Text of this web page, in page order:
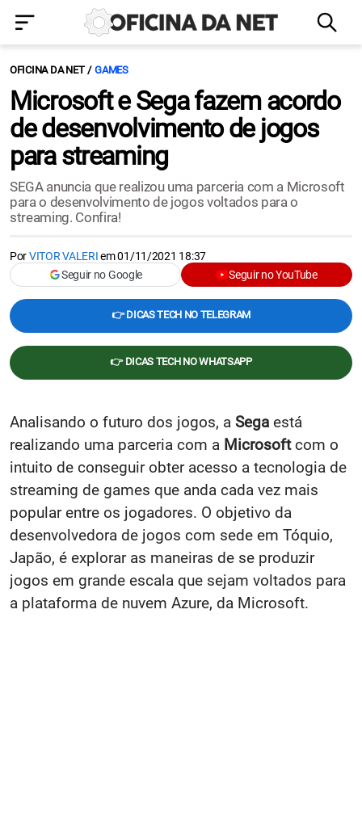
OFICINA DA NET GAMES
Microsoft e Sega fazem acordo
de desenvolvimento de jogos
para streaming
SEGA anuncia que realizou uma parceria com a Microsoft
para o desenvolvimento de jogos voltados para o
streaming. Confira!
PorVITOR VALERIem01/11/2021 18:37
Seguir no Google
Seguir no YouTube
👉 DICAS TECH NO TELEGRAM
👉 DICAS TECH NO WHATSAPP
Analisando o futuro dos jogos, a Sega está
realizando uma parceria com a Microsoftcom o
intuito de conseguir obter acesso a tecnologia de
streaming de games que anda cada vez mais
popular entre os jogadores. O objetivo da
desenvolvedora de jogos com sede em Tóquio,
Japão, é explorar as maneiras de se produzir
jogos em grande escala que sejam voltados para
a plataforma de nuvem Azure, da Microsoft.